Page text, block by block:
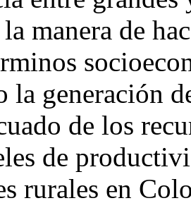
manera de
la generación
de los
de
rurales en